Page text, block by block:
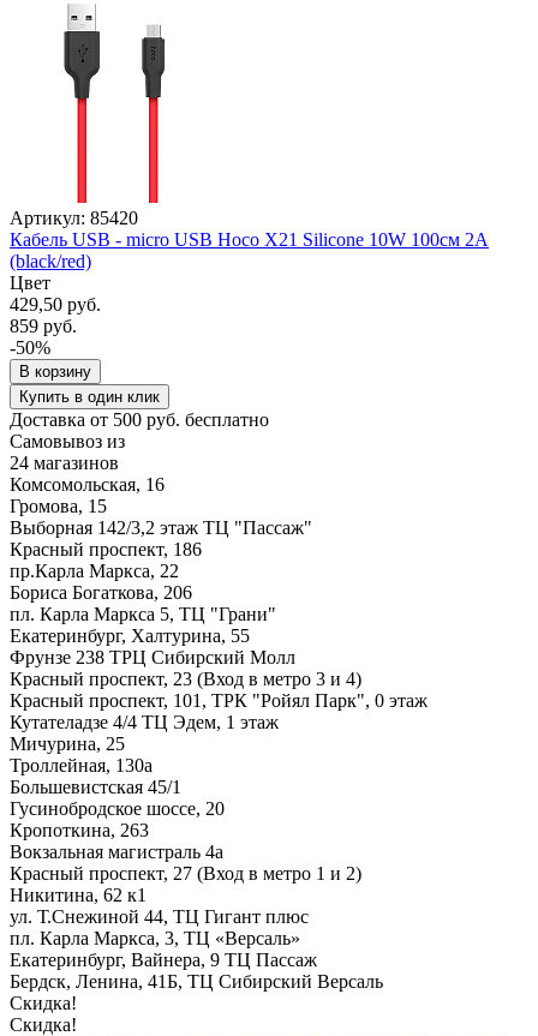
Артикул: 85420
Кабель USB - micro USB Hoco X21 Silicone 10W 100см 2A
(black/red)
Цвет
429,50 руб.
859 руб.
-50%
В корзину
Купить в один клик
Доставка от 500 руб. бесплатно
Самовывоз из
24 магазинов
Комсомольская, 16
Громова, 15
Выборная 142/3,2 этаж ТЦ "Пассаж"
Красный проспект, 186
пр.Карла Маркса, 22
Бориса Богаткова, 206
пл. Карла Маркса 5, ТЦ "Грани"
Екатеринбург, Халтурина, 55
Фрунзе 238 ТРЦ Сибирский Молл
Красный проспект, 23 (Вход в метро 3 и 4)
Красный проспект, 101, ТРК "Ройял Парк", 0 этаж
Кутателадзе 4/4 ТЦ Эдем, 1 этаж
Мичурина, 25
Троллейная, 130а
Большевистская 45/1
Гусинобродское шоссе, 20
Кропоткина, 263
Вокзальная магистраль 4а
Красный проспект, 27 (Вход в метро 1 и 2)
Никитина, 62 к1
ул. Т.Снежиной 44, ТЦ Гигант плюс
пл. Карла Маркса, 3, ТЦ «Версаль»
Екатеринбург, Вайнера, 9 ТЦ Пассаж
Бердск, Ленина, 41Б, ТЦ Сибирский Версаль
Скидка!
Скидка!